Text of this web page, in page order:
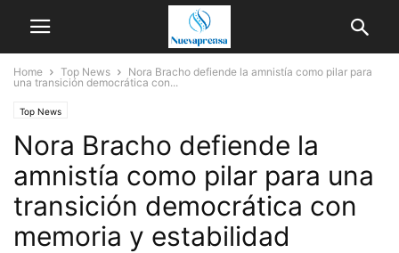
Home Top News
Nora Bracho defiende la amnistía como pilar para
una transición democrática con...
Top News
Nora Bracho defiende la
amnistía como pilar para una
transición democrática con
memoria y estabilidad